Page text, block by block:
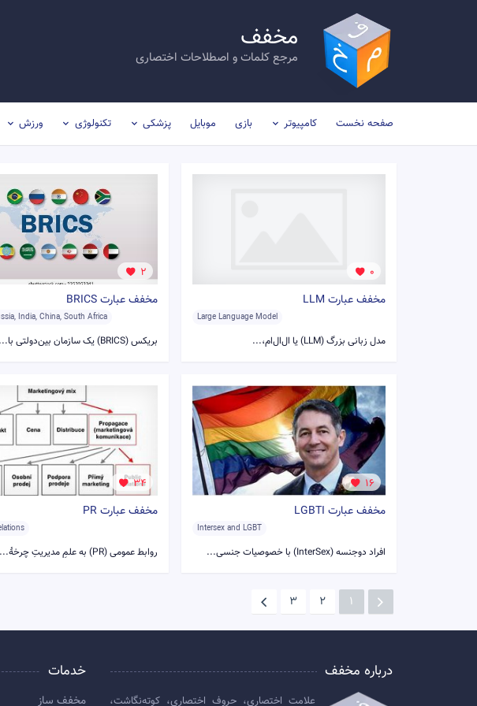
مخفف
مرجع کلمات و اصطلاحات اختصاری
صفحه نخست کامپیوتر بازی موبایل پزشکی تکنولوژی ورزش
0
مخفف عبارت LLM
Large Language Model
مدل زبانی بزرگ (LLM) یا ال‌ال‌ام،...
2
مخفف عبارت BRICS
India, China, South Africa
بریکس (BRICS) یک سازمان بین‌دولتی با...
16
مخفف عبارت LGBTI
Intersex and LGBT
افراد دوجنسه (InterSex) با خصوصیات جنسی...
34
مخفف عبارت PR
روابط عمومی (PR) به علمِ مدیریتِ چرخهٔ...
1
2
3
درباره مخفف
علامت اختصاری، حروف اختصاری، کوته‌نگاشت،
خدمات
مخفف ساز